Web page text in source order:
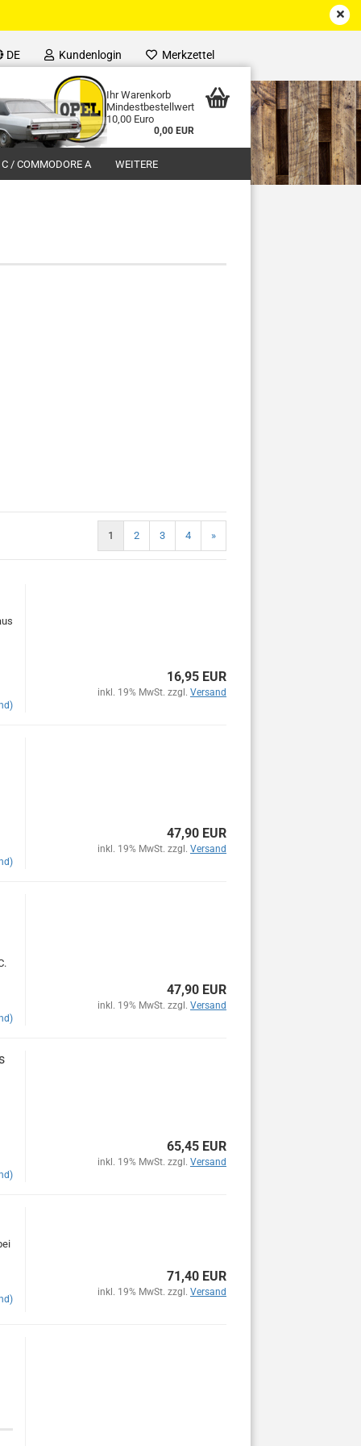
DE Kundenlogin Merkzettel
Ihr Warenkorb
Mindestbestellwert
10,00 Euro
0,00 EUR
C / COMMODORE A WEITERE
1 2 3 4 »
16,95 EUR
inkl. 19% MwSt. zzgl. Versand
47,90 EUR
inkl. 19% MwSt. zzgl. Versand
47,90 EUR
inkl. 19% MwSt. zzgl. Versand
65,45 EUR
inkl. 19% MwSt. zzgl. Versand
71,40 EUR
inkl. 19% MwSt. zzgl. Versand